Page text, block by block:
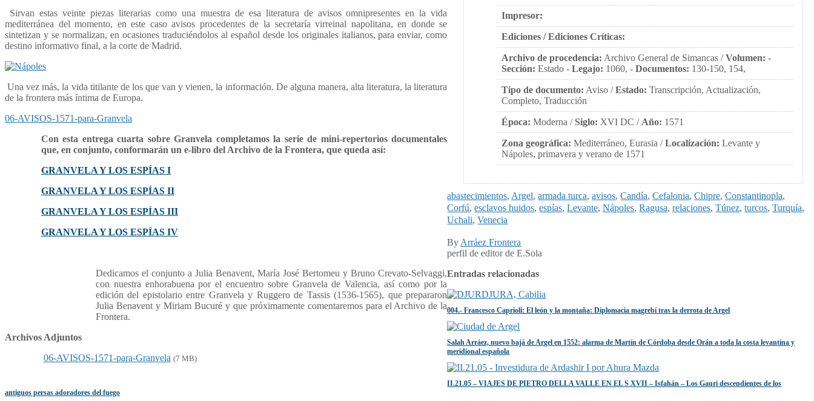
Sirvan estas veinte piezas literarias como una muestra de esa literatura de avisos omnipresentes en la vida
mediterránea del momento, en este caso avisos procedentes de la secretaría virreinal napolitana, en donde se
sintetizan y se normalizan, en ocasiones traduciéndolos al español desde los originales italianos, para enviar, como
destino informativo final, a la corte de Madrid.
Una vez más, la vida titilante de los que van y vienen, la información. De alguna manera, alta literatura, la literatura
de la frontera más íntima de Europa.
06-AVISOS-1571-para-Granvela
Con esta entrega cuarta sobre Granvela completamos la serie de mini-repertorios documentales
que, en conjunto, conformarán un e-libro del Archivo de la Frontera, que queda así:
GRANVELA Y LOS ESPÍAS I
GRANVELA Y LOS ESPÍAS II
GRANVELA Y LOS ESPÍAS III
GRANVELA Y LOS ESPÍAS IV
Dedicamos el conjunto a Julia Benavent, María José Bertomeu y Bruno Crevato-Selvaggi,
con nuestra enhorabuena por el encuentro sobre Granvela de Valencia, así como por la
edición del epistolario entre Granvela y Ruggero de Tassis (1536-1565), que prepararon
Julia Benavent y Miriam Bucuré y que próximamente comentaremos para el Archivo de la
Frontera.
Archivos Adjuntos
06-AVISOS-1571-para-Granvela (7 MB)
Impresor:
Ediciones / Ediciones Críticas:
Archivo de procedencia: Archivo General de Simancas /Volumen: -
Sección: Estado - Legajo: 1060, - Documentos: 130-150, 154,
Tipo de documento: Aviso /Estado: Transcripción, Actualización,
Completo, Traducción
Época: Moderna / Siglo: XVI DC / Año: 1571
Zona geográfica: Mediterráneo, Eurasia /Localización: Levante y
Nápoles, primavera y verano de 1571
abastecimientos, Argel,armada turca,avisos,Candía,Cefalonia,Chipre,Constantinopla,
Corfú,esclavos huidos,espías,Levante,Nápoles,Ragusa,relaciones,Túnez,turcos,Turquía,
Uchali,Venecia
By Arráez Frontera
perfil de editor de E.Sola
Entradas relacionadas
004.- Francesco Caprioli: El león y la montaña: Diplomacia magrebí tras la derrota de Argel
Salah Arráez, nuevo bajá de Argel en 1552: alarma de Martín de Córdoba desde Orán a toda la costa levantina y
meridional española
II.21.05 – VIAJES DE PIETRO DELLA VALLE EN EL S XVII – Isfahán – Los Gauri descendientes de los
antiguos persas adoradores del fuego